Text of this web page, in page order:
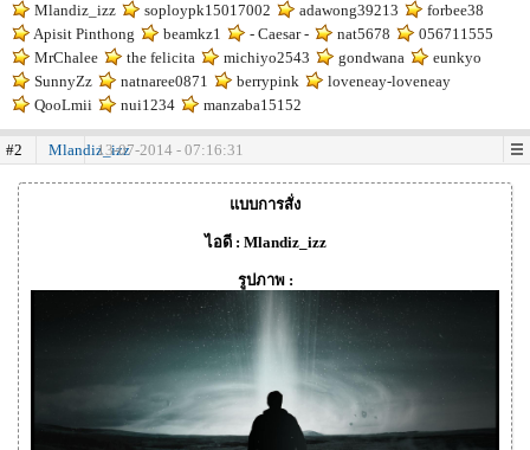
Mlandiz_izz soploypk15017002 adawong39213
forbee38
Apisit Pinthong
beamkz1 - Caesar - nat5678
056711555
MrChalee
the felicita michiyo2543 gondwana
eunkyo
SunnyZz
natnaree0871 berrypink
loveneay-loveneay
QooLmii
nui1234 manzaba15152
#2 Mlandiz_izz13-07-2014 - 07:16:31
แบบการสั่ง
ไอดี : Mlandiz_izz
รูปภาพ :